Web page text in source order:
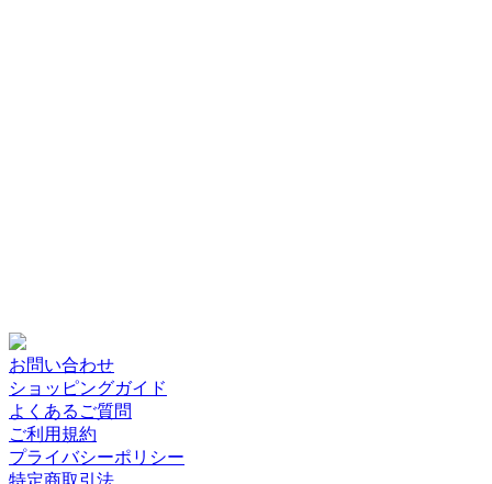
お問い合わせ
ショッピングガイド
よくあるご質問
ご利用規約
プライバシーポリシー